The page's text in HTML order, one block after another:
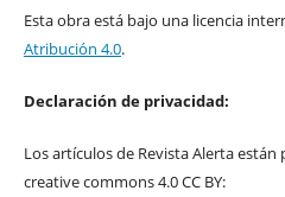
Esta obra está bajo una licencia
Atribución 4.0.
Declaración de privacidad:
Los artículos de Revista Alerta
creative commons 4.0 CC BY: